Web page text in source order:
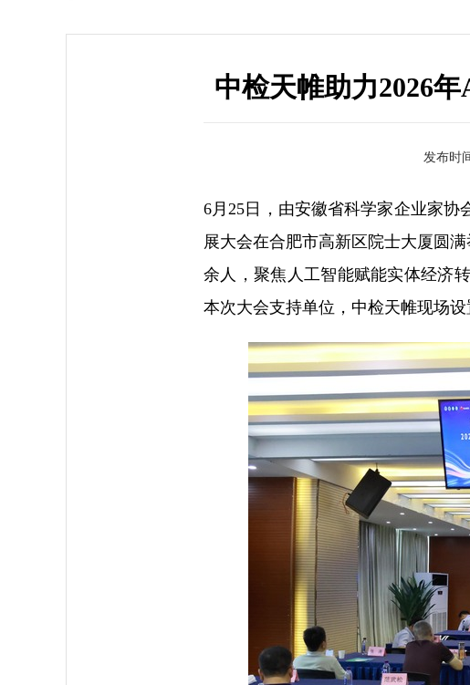
中检天帷助力2026
发布时
6月25日，由安徽省科学家企业家
展大会在合肥市高新区院士大厦圆
余人，聚焦人工智能赋能实体经济
本次大会支持单位，中检天帷现场设